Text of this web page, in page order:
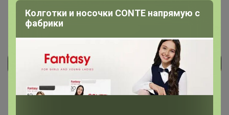
Колготки и носочки CONTE напрямую с
фабрики